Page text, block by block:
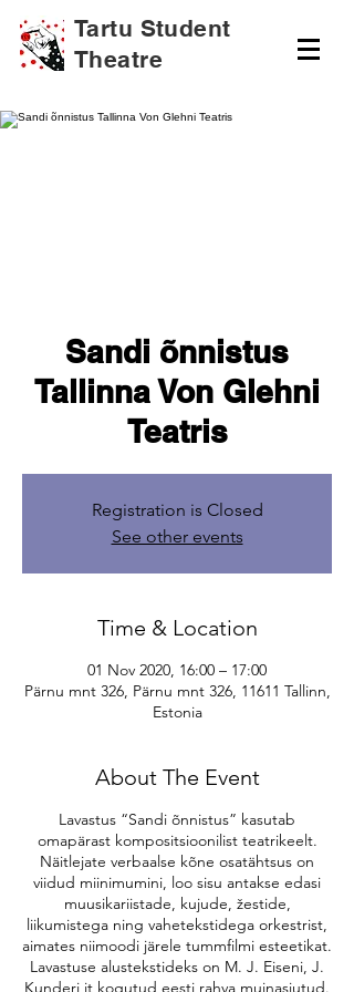
Tartu Student
Theatre
Sandi õnnistus
Tallinna Von Glehni
Teatris
Registration is Closed
See other events
Time & Location
01 Nov 2020, 16:00 – 17:00
Pärnu mnt 326, Pärnu mnt 326, 11611 Tallinn,
Estonia
About The Event
Lavastus “Sandi õnnistus” kasutab
omapärast kompositsioonilist teatrikeelt.
Näitlejate verbaalse kõne osatähtsus on
viidud miinimumini, loo sisu antakse edasi
muusikariistade, kujude, žestide,
liikumistega ning vahetekstidega orkestrist,
aimates niimoodi järele tummfilmi esteetikat.
Lavastuse alustekstideks on M. J. Eiseni, J.
Kunderi jt kogutud eesti rahva muinasjutud.